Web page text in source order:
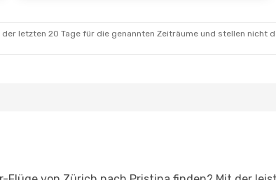
letzten 20 Tage für die genannten Zeiträume und stellen